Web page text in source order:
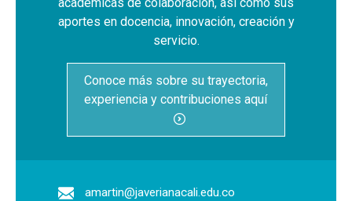
aportes en docencia, innovación, creación y
servicio.
Conoce más sobre su trayectoria,
experiencia y contribuciones aquí
amartin@javerianacali.edu.co